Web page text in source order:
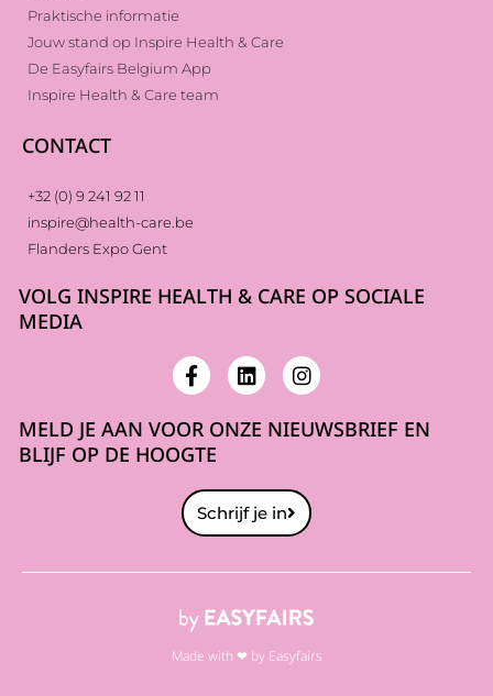
Praktische informatie
Jouw stand op Inspire Health & Care
De Easyfairs Belgium App
Inspire Health & Care team
CONTACT
+32 (0) 9 241 92 11
inspire@health-care.be
Flanders Expo Gent
VOLG INSPIRE HEALTH & CARE OP SOCIALE
MEDIA
MELD JE AAN VOOR ONZE NIEUWSBRIEF EN
BLIJF OP DE HOOGTE
Schrijf je in
Made with ❤ by Easyfairs